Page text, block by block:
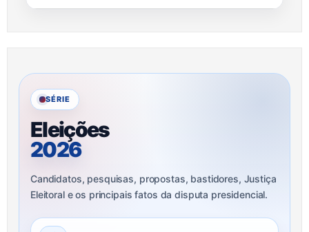
SÉRIE
Eleições
2026
Candidatos, pesquisas, propostas, bastidores, Justiça
Eleitoral e os principais fatos da disputa presidencial.